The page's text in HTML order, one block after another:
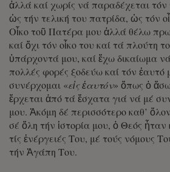
ἀλλά καί χωρίς νά παραδέχεται
ὡς τήν τελική του πατρίδα, ὡς τόν
Οἶκο τοῦ Πατέρα μου ἀλλά θέλω
καί ὄχι τόν οἶκο του καί τά πλούτη
ὑπάρχοντά μου, καί ἔχω δικαίωμα
πολλές φορές ξοδεύω καί τόν
συνέρχομαι «εἰς ἑαυτόν» ὅπως ὁ
ἔρχεται ἀπό τά ἔσχατα γιά νά μέ
μου. Ἀκόμη δέ περισσότερο καθ’
σέ ὅλη τήν ἱστορία μου, ὁ Θεός
τίς ἐνέργειές Του, μέ τούς νόμους
τήν Ἀγάπη Του.